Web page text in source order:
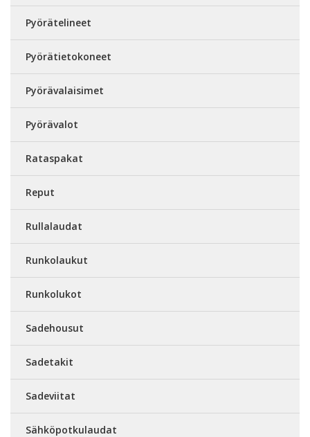
Pyörätelineet
Pyörätietokoneet
Pyörävalaisimet
Pyörävalot
Rataspakat
Reput
Rullalaudat
Runkolaukut
Runkolukot
Sadehousut
Sadetakit
Sadeviitat
Sähköpotkulaudat